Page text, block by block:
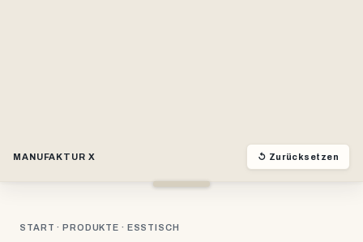
MANUFAKTUR X ↺ Zurücksetzen
START · PRODUKTE · ESSTISCH